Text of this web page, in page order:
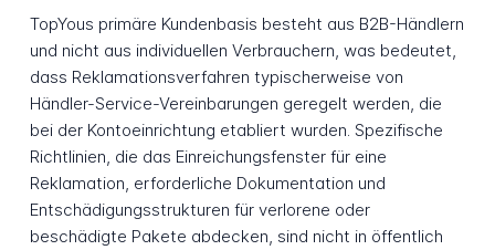
TopYous primäre Kundenbasis besteht aus B2B-Händlern
und nicht aus individuellen Verbrauchern, was bedeutet,
dass Reklamationsverfahren typischerweise von
Händler-Service-Vereinbarungen geregelt werden, die
bei der Kontoeinrichtung etabliert wurden. Spezifische
Richtlinien, die das Einreichungsfenster für eine
Reklamation, erforderliche Dokumentation und
Entschädigungsstrukturen für verlorene oder
beschädigte Pakete abdecken, sind nicht in öffentlich